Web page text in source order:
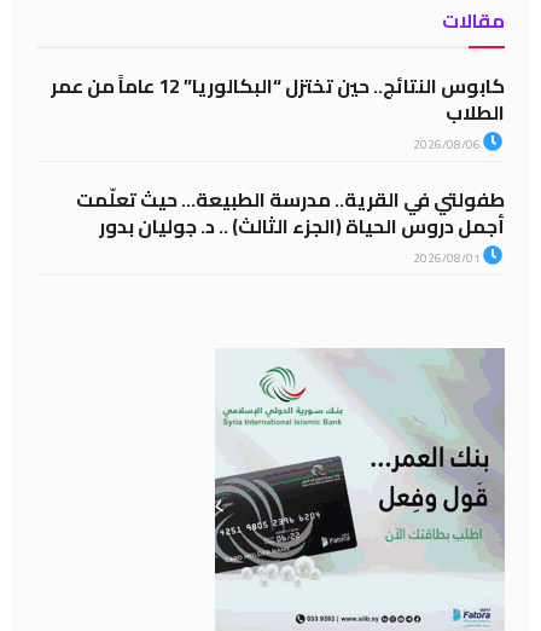
مقالات
كابوس النتائج.. حين تختزل “البكالوريا” 12 عاماً من عمر
الطلاب
طفولتي في القرية.. مدرسة الطبيعة… حيث تعلّمت
أجمل دروس الحياة (الجزء الثالث) .. د. جوليان بدور